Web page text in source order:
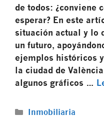
de todos: ¿conviene
esperar? En este
situación actual y lo
un futuro,
ejemplos históricos
la ciudad de
algunos gráficos …
Inmobiliaria